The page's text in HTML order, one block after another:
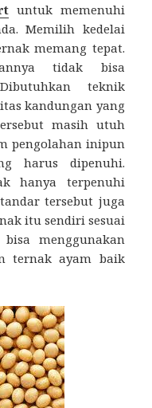
untuk memenuhi
Memilih kedelai
memang tepat.
tidak bisa
teknik
kandungan yang
masih utuh
pengolahan inipun
harus dipenuhi.
hanya terpenuhi
tersebut juga
itu sendiri sesuai
menggunakan
ternak ayam baik